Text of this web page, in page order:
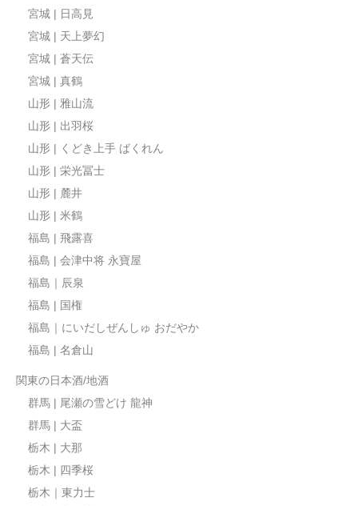
宮城 | 日高見
宮城 | 天上夢幻
宮城 | 蒼天伝
宮城 | 真鶴
山形 | 雅山流
山形 | 出羽桜
山形 | くどき上手 ばくれん
山形 | 栄光冨士
山形 | 麓井
山形 | 米鶴
福島 | 飛露喜
福島 | 会津中将 永寶屋
福島｜辰泉
福島 | 国権
福島｜にいだしぜんしゅ おだやか
福島 | 名倉山
関東の日本酒/地酒
群馬 | 尾瀬の雪どけ 龍神
群馬 | 大盃
栃木 | 大那
栃木 | 四季桜
栃木｜東力士